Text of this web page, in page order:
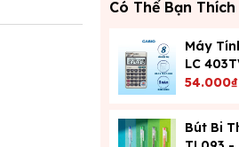
Có Thể Bạn Thích
Máy
LC
54.000₫
Bút Bi